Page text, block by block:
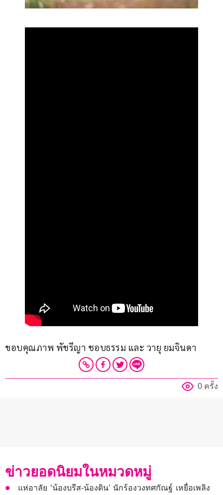
ขอบคุณภาพ พัชรีญา ชอบธรรม และ วายุ ยมจินดา
0 ครั้ง
ข่าวยอดนิยมในหมวดหมู่
แห่อาลัย ‘น้องบรีส-น้องดิน’ นักร้องวงทศกัณฐ์ เหยื่อเพลิง